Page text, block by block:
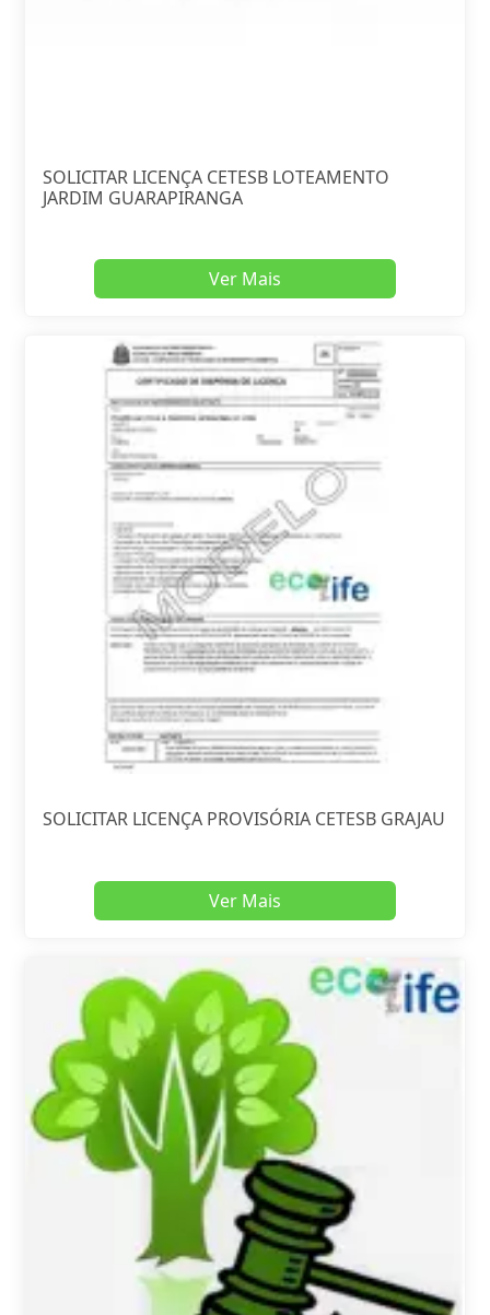
SOLICITAR LICENÇA CETESB LOTEAMENTO
JARDIM GUARAPIRANGA
Ver Mais
SOLICITAR LICENÇA PROVISÓRIA CETESB GRAJAU
Ver Mais